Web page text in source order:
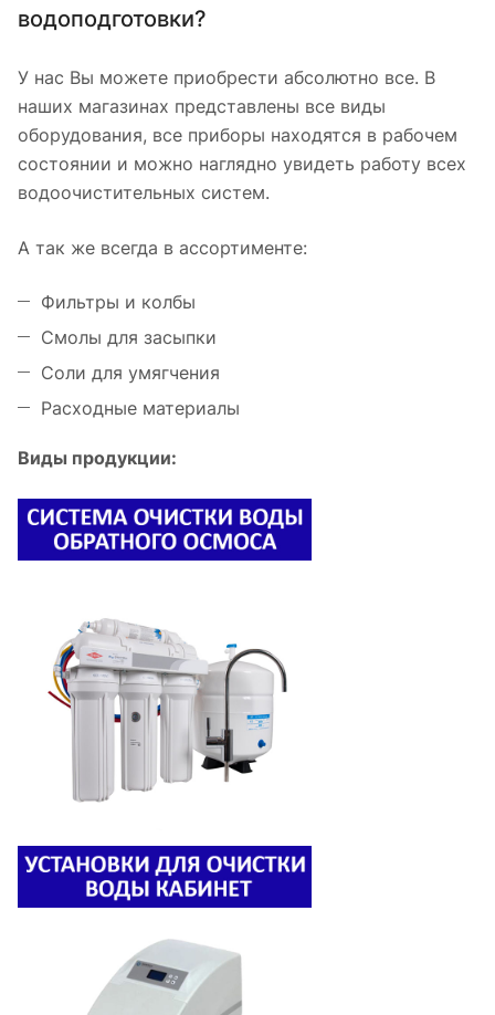
водоподготовки?
У нас Вы можете приобрести абсолютно все. В
наших магазинах представлены все виды
оборудования, все приборы находятся в рабочем
состоянии и можно наглядно увидеть работу всех
водоочистительных систем.
А так же всегда в ассортименте:
Фильтры и колбы
Смолы для засыпки
Соли для умягчения
Расходные материалы
Виды продукции: